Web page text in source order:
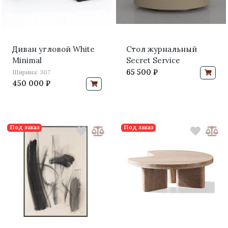
Диван угловой White
Minimal
Ширина: 307
450 000 ₽
Стол журнальный
Secret Service
65 500 ₽
Под заказ Под заказ